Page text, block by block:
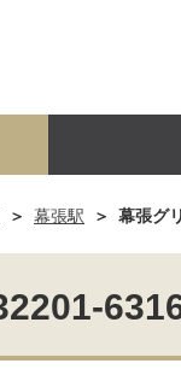
事業投資用
幕張駅 幕張グ